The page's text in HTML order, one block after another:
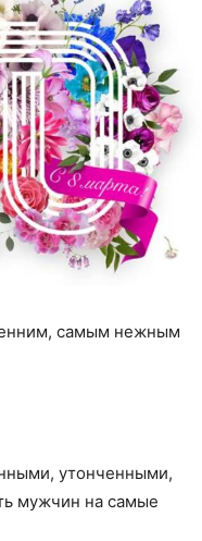
самым нежным
утонченными,
мужчин на самые